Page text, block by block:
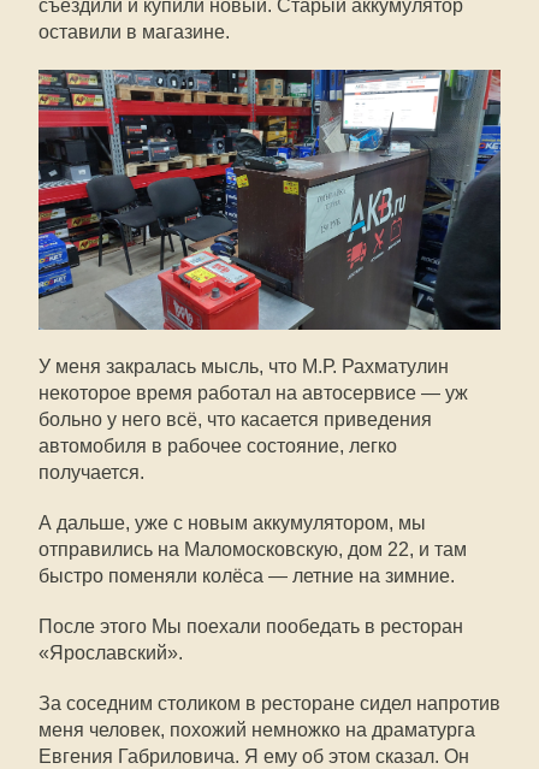
съездили и купили новый. Старый аккумулятор
оставили в магазине.
У меня закралась мысль, что М.Р. Рахматулин
некоторое время работал на автосервисе — уж
больно у него всё, что касается приведения
автомобиля в рабочее состояние, легко
получается.
А дальше, уже с новым аккумулятором, мы
отправились на Маломосковскую, дом 22, и там
быстро поменяли колёса — летние на зимние.
После этого Мы поехали пообедать в ресторан
«Ярославский».
За соседним столиком в ресторане сидел напротив
меня человек, похожий немножко на драматурга
Евгения Габриловича. Я ему об этом сказал. Он